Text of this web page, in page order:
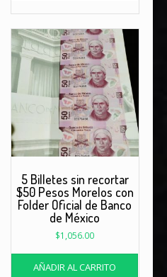
5 Billetes sin recortar
$50 Pesos Morelos con
Folder Oficial de Banco
de México
$1,056.00
AÑADIR AL CARRITO